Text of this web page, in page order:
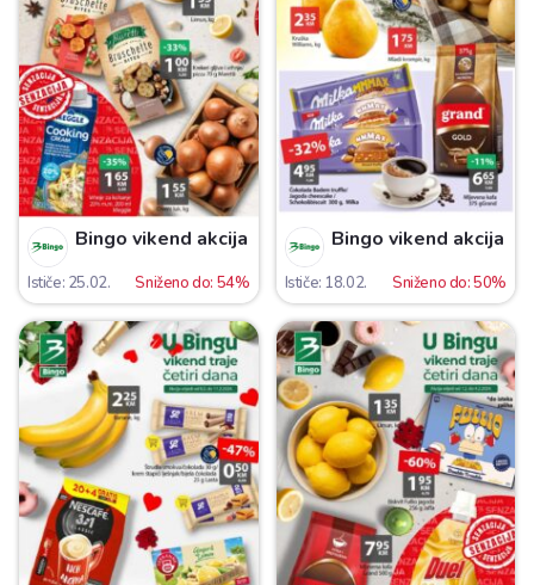
Bingo vikend akcija
Ističe: 25.02. Sniženo do: 54%
Bingo vikend akcija
Ističe: 18.02. Sniženo do: 50%